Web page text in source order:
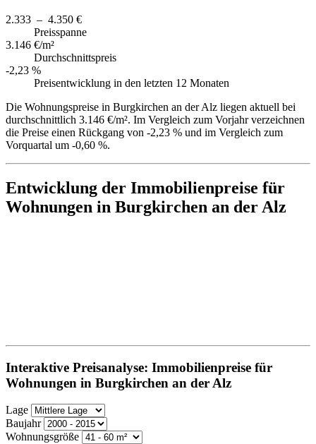
2.333 – 4.350 €
Preisspanne
3.146 €/m²
Durchschnittspreis
-2,23 %
Preisentwicklung in den letzten 12 Monaten
Die Wohnungspreise in Burgkirchen an der Alz liegen aktuell bei
durchschnittlich 3.146 €/m². Im Vergleich zum Vorjahr verzeichnen
die Preise einen Rückgang von -2,23 % und im Vergleich zum
Vorquartal um -0,60 %.
Entwicklung der Immobilienpreise für
Wohnungen in Burgkirchen an der Alz
Interaktive Preisanalyse: Immobilienpreise für
Wohnungen in Burgkirchen an der Alz
Lage
Baujahr
Wohnungsgröße